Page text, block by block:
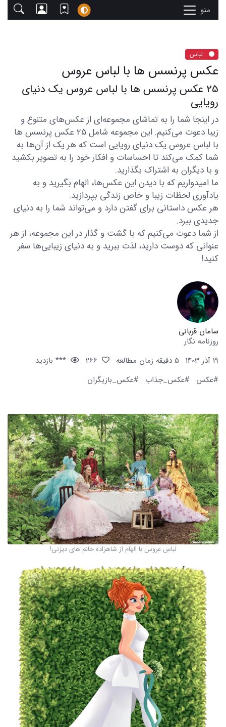
منو
لباس
عکس پرنسس ها با لباس عروس
25 عکس پرنسس ها با لباس عروس یک دنیای
رویایی
در اینجا شما را به تماشای مجموعه‌ای از عکس‌های متنوع و
زیبا دعوت می‌کنیم. این مجموعه شامل 25 عکس پرنسس ها
با لباس عروس یک دنیای رویایی است که هر یک از آن‌ها به
شما کمک می‌کند تا احساسات و افکار خود را به تصویر بکشید
و با دیگران به اشتراک بگذارید.
ما امیدواریم که با دیدن این عکس‌ها، الهام بگیرید و به
یادآوری لحظات زیبا و خاص زندگی بپردازید.
هر عکس داستانی برای گفتن دارد و می‌تواند شما را به دنیای
جدیدی ببرد.
از شما دعوت می‌کنیم که با گشت و گذار در این مجموعه، از هر
عنوانی که دوست دارید، لذت ببرید و به دنیای زیبایی‌ها سفر
کنید!
سامان قربانی
روزنامه نگار
19 آذر 1403
5 دقیقه زمان مطالعه
*** بازدید
#عکس
#عکس_جذاب #عکس_بازیگران
لباس عروس با الهام از شاهزاده خانم های دیزنی!